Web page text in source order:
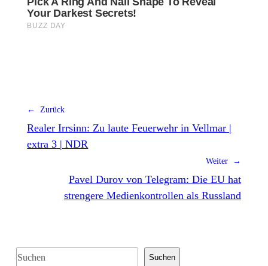
← Zurück
Realer Irrsinn: Zu laute Feuerwehr in Vellmar |
extra 3 | NDR
Weiter →
Pavel Durov von Telegram: Die EU hat
strengere Medienkontrollen als Russland
S
Suchen